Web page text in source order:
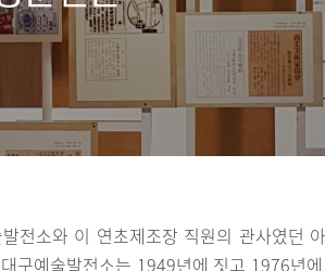
전소와 이 연초제조장 직원의 관사였던
구예술발전소는 1949년에 짓고 1976년